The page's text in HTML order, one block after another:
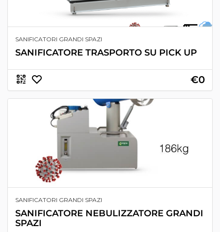
SANIFICATORI GRANDI SPAZI
SANIFICATORE TRASPORTO SU PICK UP
€0
SANIFICATORI GRANDI SPAZI
SANIFICATORE NEBULIZZATORE GRANDI
SPAZI